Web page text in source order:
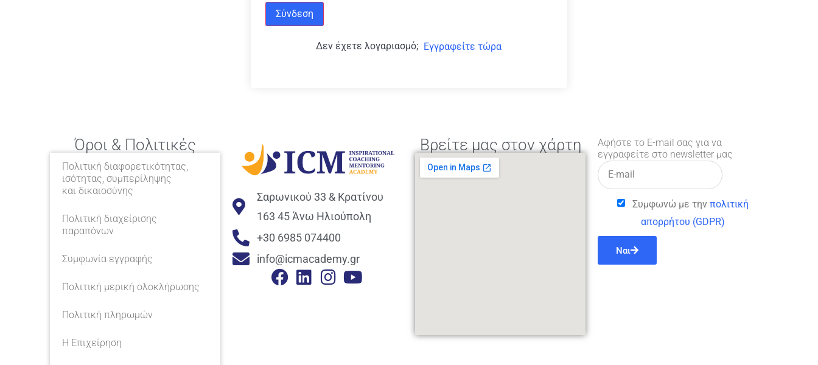
Σύνδεση
Δεν έχετε λογαριασμό; Εγγραφείτε τώρα
Όροι & Πολιτικές
Πολιτική διαφορετικότητας,
ισότητας, συμπερίληψης
και δικαιοσύνης
Πολιτική διαχείρισης
παραπόνων
Συμφωνία εγγραφής
Πολιτική μερική ολοκλήρωσης
Πολιτική πληρωμών
Η Επιχείρηση
Σαρωνικού 33 & Κρατίνου
163 45 Άνω Ηλιούπολη
+30 6985 074400
info@icmacademy.gr
Βρείτε μας στον χάρτη
Αφήστε το E-mail σας για να
εγγραφείτε στο newsletter μας
Συμφωνώ με την πολιτική
απορρήτου (GDPR)
Ναι